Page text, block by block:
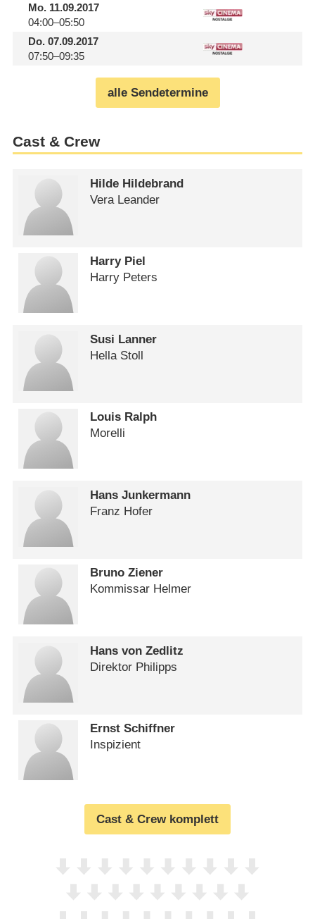
Mo.11.09.2017
04:00–05:50
Do.07.09.2017
07:50–09:35
alle Sendetermine
Cast & Crew
Hilde Hildebrand
Vera Leander
Harry Piel
Harry Peters
Susi Lanner
Hella Stoll
Louis Ralph
Morelli
Hans Junkermann
Franz Hofer
Bruno Ziener
Kommissar Helmer
Hans von Zedlitz
Direktor Philipps
Ernst Schiffner
Inspizient
Cast & Crew komplett